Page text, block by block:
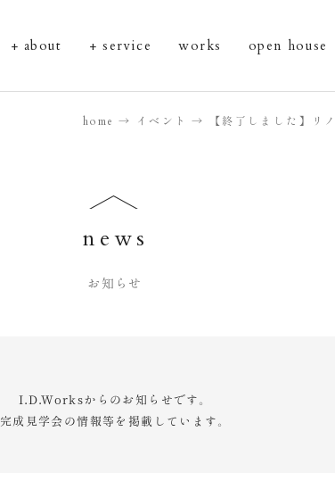
about service works open house
home イベント 【終了しました】リ
news
お知らせ
I.D.Worksからのお知らせです。
完成見学会の情報等を掲載しています。